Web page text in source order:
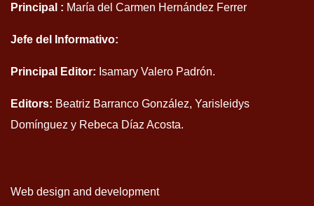
Principal : María del Carmen Hernández Ferrer
Jefe del Informativo:
Principal Editor: Isamary Valero Padrón.
Editors: Beatriz Barranco González, Yarisleidys
Domínguez y Rebeca Díaz Acosta.
Web design and development